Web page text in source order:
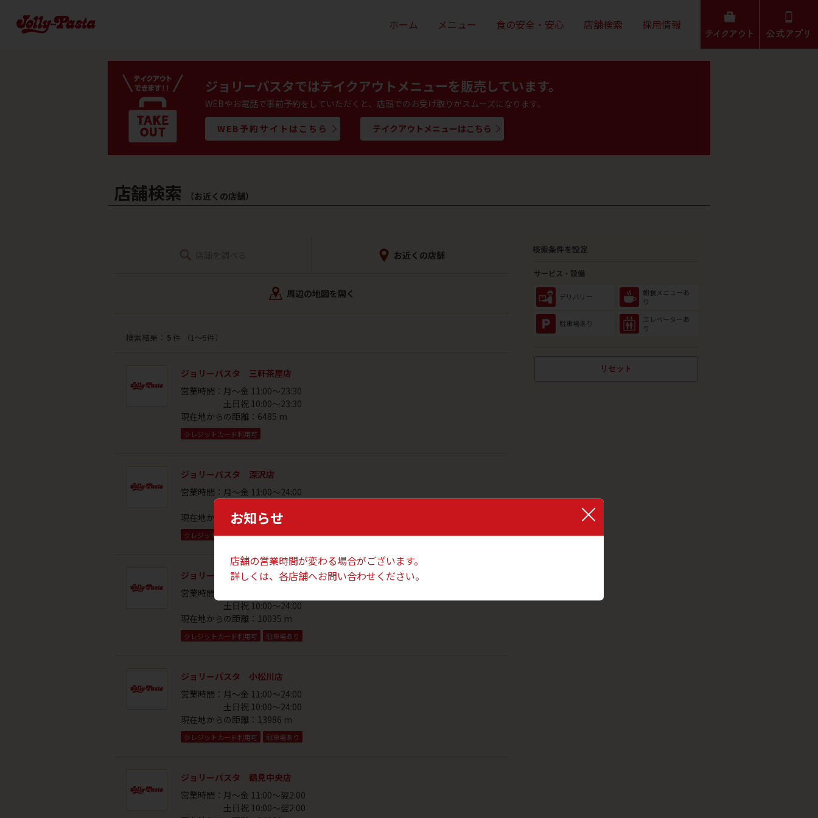
ホーム メニュー 食の安全・安心 店舗検索 採用情報
ジョリーパスタではテイクアウトメニューを販売しています。
WEBやお電話で事前予約をしていただくと、店頭でのお受け取りがスムーズになります。
WEB予約サイトはこちら テイクアウトメニューはこちら
店舗検索 （お近くの店舗）
お近くの店舗
周辺の地図を開く
検索結果： 5 件 （1〜5件）
ジョリーパスタ 三軒茶屋店
営業時間： 月～金 11:00～23:30
土日祝 10:00～23:30
現在地からの距離： 6485 m
クレジットカード利用可
ジョリーパスタ 深沢店
営業時間： 月～金 11:00～24:00
現在地からの距離： 8677 m
クレジットカード利用可 駐車場あり
ジョリーパスタ 武蔵小杉店
営業時間：
土日祝 10:00～24:00
現在地からの距離： 10035 m
クレジットカード利用可 駐車場あり
ジョリーパスタ 小松川店
営業時間： 月～金 11:00～24:00
土日祝 10:00～24:00
現在地からの距離： 13986 m
クレジットカード利用可 駐車場あり
ジョリーパスタ 鶴見中央店
営業時間： 月～金 11:00～翌2:00
土日祝 10:00～翌2:00
検索条件を設定
サービス・設備
デリバリー
朝食メニューあ
り
駐車場あり
エレベーターあ
り
お知らせ
店舗の営業時間が変わる場合がございます。
詳しくは、各店舗へお問い合わせください。